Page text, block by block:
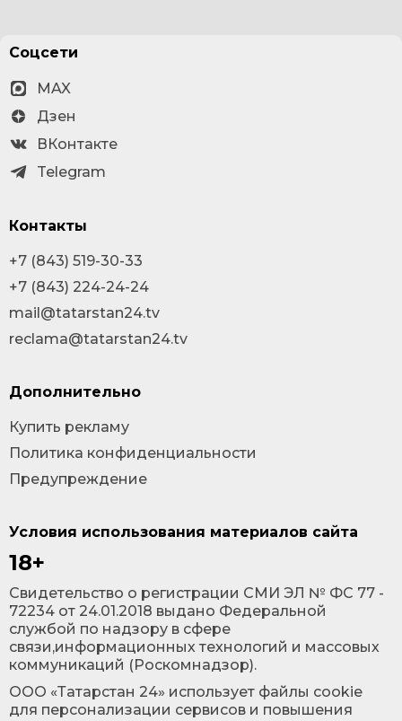
Условия использования материалов сайта
18+
Cвидетельство о регистрации СМИ ЭЛ № ФС 77 -
72234 от 24.01.2018 выдано Федеральной
службой по надзору в сфере
связи,информационных технологий и массовых
коммуникаций (Роскомнадзор).
ООО «Татарстан 24» использует файлы cookie
для персонализации сервисов и повышения
Соцсети
MAX
Дзен
ВКонтакте
Telegram
Контакты
+7 (843) 519-30-33
+7 (843) 224-24-24
mail@tatarstan24.tv
reclama@tatarstan24.tv
Дополнительно
Купить рекламу
Политика конфиденциальности
Предупреждение